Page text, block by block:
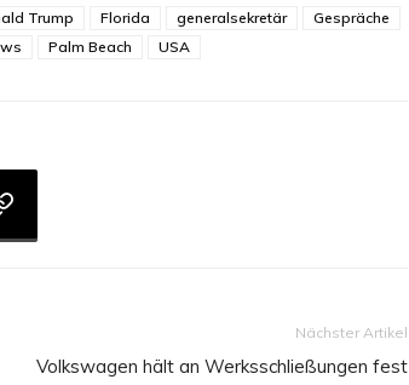
Trump Florida generalsekretär
Gespräche
Palm Beach USA
Nächster Artikel
Volkswagen hält an Werksschließungen fest